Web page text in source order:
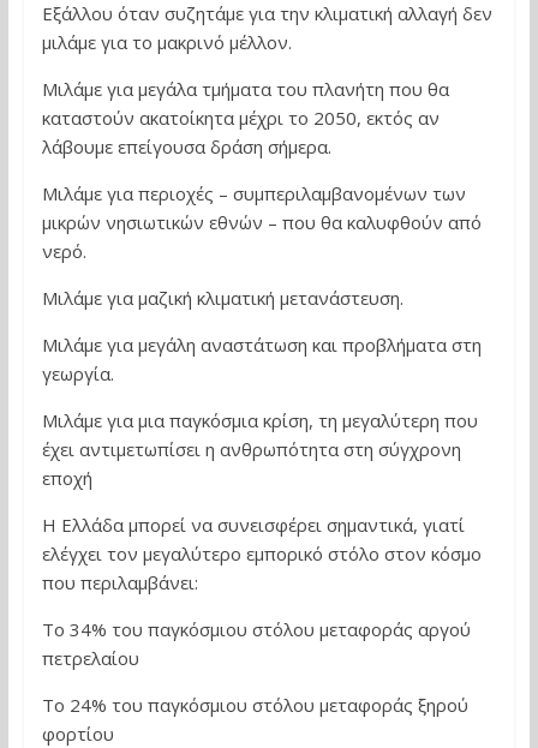
Εξάλλου όταν συζητάμε για την κλιματική αλλαγή δεν
μιλάμε για το μακρινό μέλλον.
Μιλάμε για μεγάλα τμήματα του πλανήτη που θα
καταστούν ακατοίκητα μέχρι το 2050, εκτός αν
λάβουμε επείγουσα δράση σήμερα.
Μιλάμε για περιοχές – συμπεριλαμβανομένων των
μικρών νησιωτικών εθνών – που θα καλυφθούν από
νερό.
Μιλάμε για μαζική κλιματική μετανάστευση.
Μιλάμε για μεγάλη αναστάτωση και προβλήματα στη
γεωργία.
Μιλάμε για μια παγκόσμια κρίση, τη μεγαλύτερη που
έχει αντιμετωπίσει η ανθρωπότητα στη σύγχρονη
εποχή
Η Ελλάδα μπορεί να συνεισφέρει σημαντικά, γιατί
ελέγχει τον μεγαλύτερο εμπορικό στόλο στον κόσμο
που περιλαμβάνει:
Το 34% του παγκόσμιου στόλου μεταφοράς αργού
πετρελαίου
Το 24% του παγκόσμιου στόλου μεταφοράς ξηρού
φορτίου